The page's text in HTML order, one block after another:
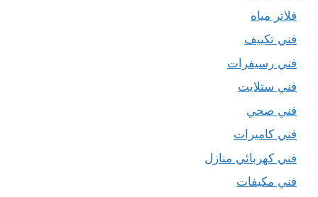
فلاتر مياه
فني تكييف
فني رسيفرات
فني ستلايت
فني صحي
فني كاميرات
فني كهربائي منازل
فني مكيفات